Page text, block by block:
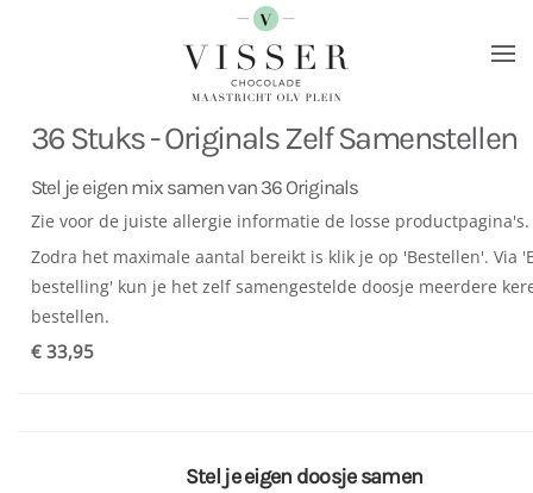
Terug naar hoofdinhoud
36 Stuks - Originals Zelf Samenstellen
Stel je eigen mix samen van 36 Originals
Zie voor de juiste allergie informatie de losse productpagina's.
Zodra het maximale aantal bereikt is klik je op 'Bestellen'. Via
bestelling' kun je het zelf samengestelde doosje meerdere
bestellen.
€ 33,95
Stel je eigen doosje samen